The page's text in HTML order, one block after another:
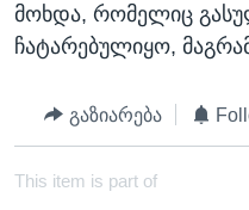
მოხდა, რომელიც
ჩატარებულიყო,
გაზიარება
This item is part of